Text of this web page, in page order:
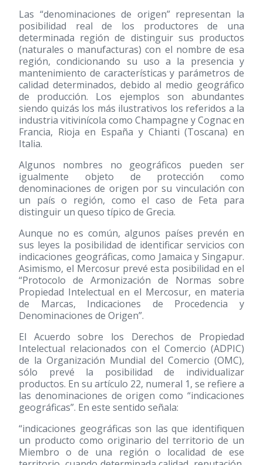
Las “denominaciones de origen” representan la
posibilidad real de los productores de una
determinada región de distinguir sus productos
(naturales o manufacturas) con el nombre de esa
región, condicionando su uso a la presencia y
mantenimiento de características y parámetros de
calidad determinados, debido al medio geográfico
de producción. Los ejemplos son abundantes
siendo quizás los más ilustrativos los referidos a la
industria vitivinícola como Champagne y Cognac en
Francia, Rioja en España y Chianti (Toscana) en
Italia.
Algunos nombres no geográficos pueden ser
igualmente objeto de protección como
denominaciones de origen por su vinculación con
un país o región, como el caso de Feta para
distinguir un queso típico de Grecia.
Aunque no es común, algunos países prevén en
sus leyes la posibilidad de identificar servicios con
indicaciones geográficas, como Jamaica y Singapur.
Asimismo, el Mercosur prevé esta posibilidad en el
“Protocolo de Armonización de Normas sobre
Propiedad Intelectual en el Mercosur, en materia
de Marcas, Indicaciones de Procedencia y
Denominaciones de Origen”.
El Acuerdo sobre los Derechos de Propiedad
Intelectual relacionados con el Comercio (ADPIC)
de la Organización Mundial del Comercio (OMC),
sólo prevé la posibilidad de individualizar
productos. En su artículo 22, numeral 1, se refiere a
las denominaciones de origen como “indicaciones
geográficas”. En este sentido señala:
“indicaciones geográficas son las que identifiquen
un producto como originario del territorio de un
Miembro o de una región o localidad de ese